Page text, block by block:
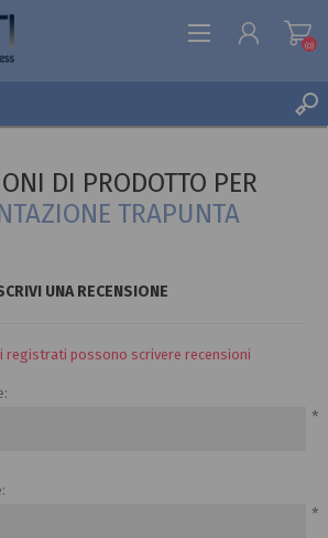
(0)
(0)
DI PRODOTTO PER
TRAPUNTA
UNA RECENSIONE
registrati possono scrivere recensioni
*
*